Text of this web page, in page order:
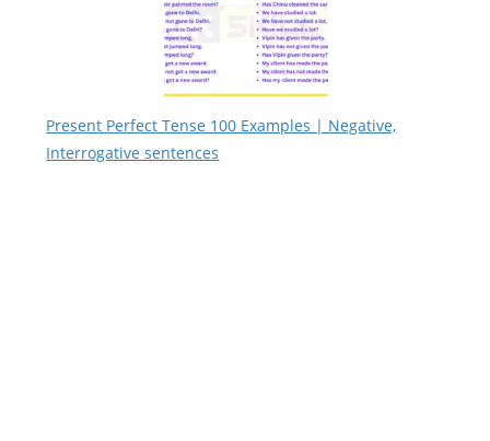
Present Perfect Tense 100 Examples | Negative,
Interrogative sentences